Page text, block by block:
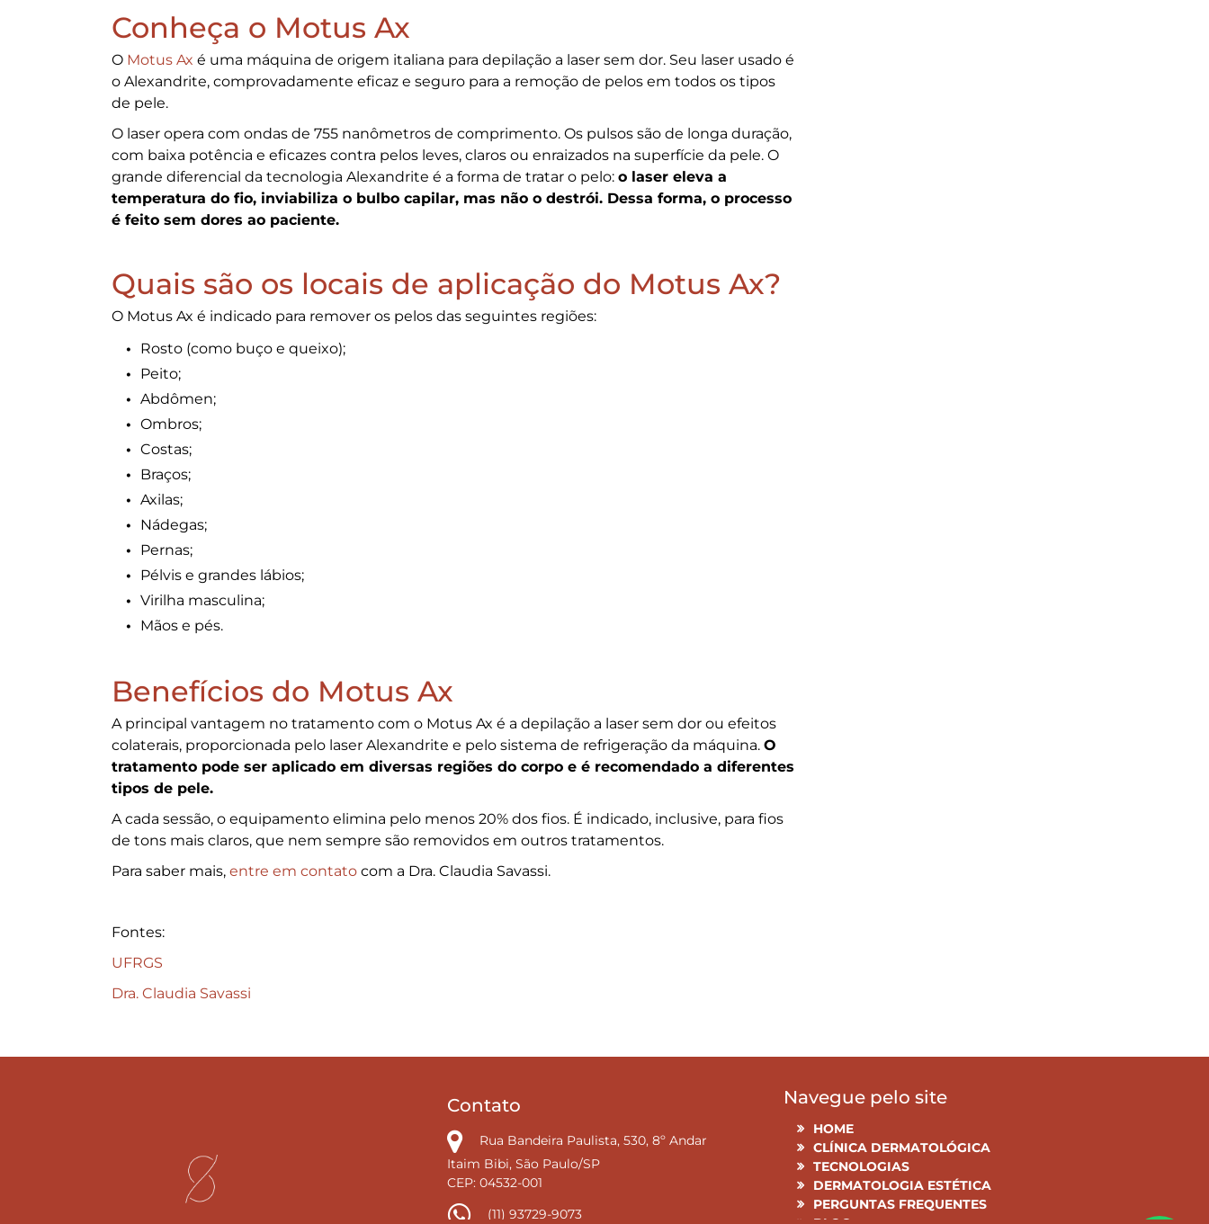
Conheça o Motus Ax
O Motus Ax é uma máquina de origem italiana para depilação a laser sem dor. Seu laser usado é
o Alexandrite, comprovadamente eficaz e seguro para a remoção de pelos em todos os tipos
de pele.
O laser opera com ondas de 755 nanômetros de comprimento. Os pulsos são de longa duração,
com baixa potência e eficazes contra pelos leves, claros ou enraizados na superfície da pele. O
grande diferencial da tecnologia Alexandrite é a forma de tratar o pelo: o laser eleva a
temperatura do fio, inviabiliza o bulbo capilar, mas não o destrói. Dessa forma, o processo
é feito sem dores ao paciente.
Quais são os locais de aplicação do Motus Ax?
O Motus Ax é indicado para remover os pelos das seguintes regiões:
Rosto (como buço e queixo);
Peito;
Abdômen;
Ombros;
Costas;
Braços;
Axilas;
Nádegas;
Pernas;
Pélvis e grandes lábios;
Virilha masculina;
Mãos e pés.
Benefícios do Motus Ax
A principal vantagem no tratamento com o Motus Ax é a depilação a laser sem dor ou efeitos
colaterais, proporcionada pelo laser Alexandrite e pelo sistema de refrigeração da máquina. O
tratamento pode ser aplicado em diversas regiões do corpo e é recomendado a diferentes
tipos de pele.
A cada sessão, o equipamento elimina pelo menos 20% dos fios. É indicado, inclusive, para fios
de tons mais claros, que nem sempre são removidos em outros tratamentos.
Para saber mais, entre em contato com a Dra. Claudia Savassi.
Fontes:
UFRGS
Dra. Claudia Savassi
Contato
Rua Bandeira Paulista, 530, 8º Andar
Itaim Bibi, São Paulo/SP
CEP: 04532-001
(11) 93729-9073
Navegue pelo site
HOME
CLÍNICA DERMATOLÓGICA
TECNOLOGIAS
DERMATOLOGIA ESTÉTICA
PERGUNTAS FREQUENTES